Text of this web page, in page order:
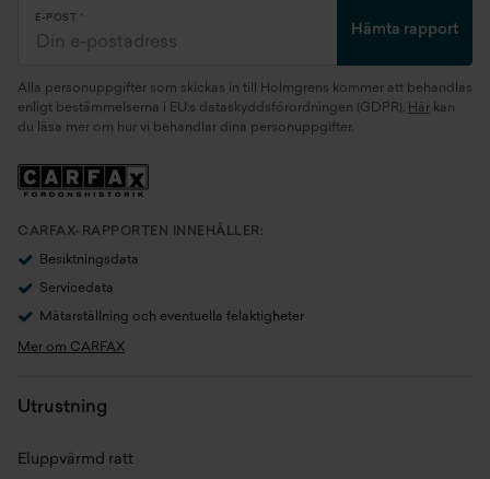
Motor 1.5 B38B15 xDrive (165 kW)
Antal växlar
Drivaxel
Tankvolym
Batterikapacitet
E-POST
Hämta rapport
Alla personuppgifter som skickas in till Holmgrens kommer att behandlas
enligt bestämmelserna i EU:s dataskyddsförordningen (GDPR). Här kan
du läsa mer om hur vi behandlar dina personuppgifter.
CARFAX-RAPPORTEN INNEHÅLLER:
Besiktningsdata
Servicedata
Mätarställning och eventuella felaktigheter
Mer om CARFAX
Utrustning
Eluppvärmd ratt